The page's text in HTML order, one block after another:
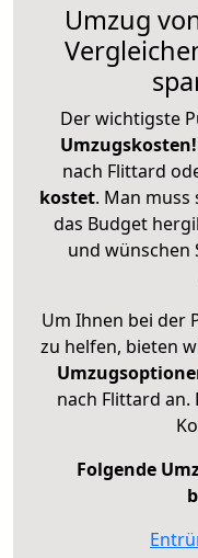
Umzug
Der wichtigste
Umzugskosten!
nach Flittard
kostet. Man muss
das Budget
und wünschen
Um Ihnen bei der
zu helfen, bieten
nach Flittard an.
Folgende